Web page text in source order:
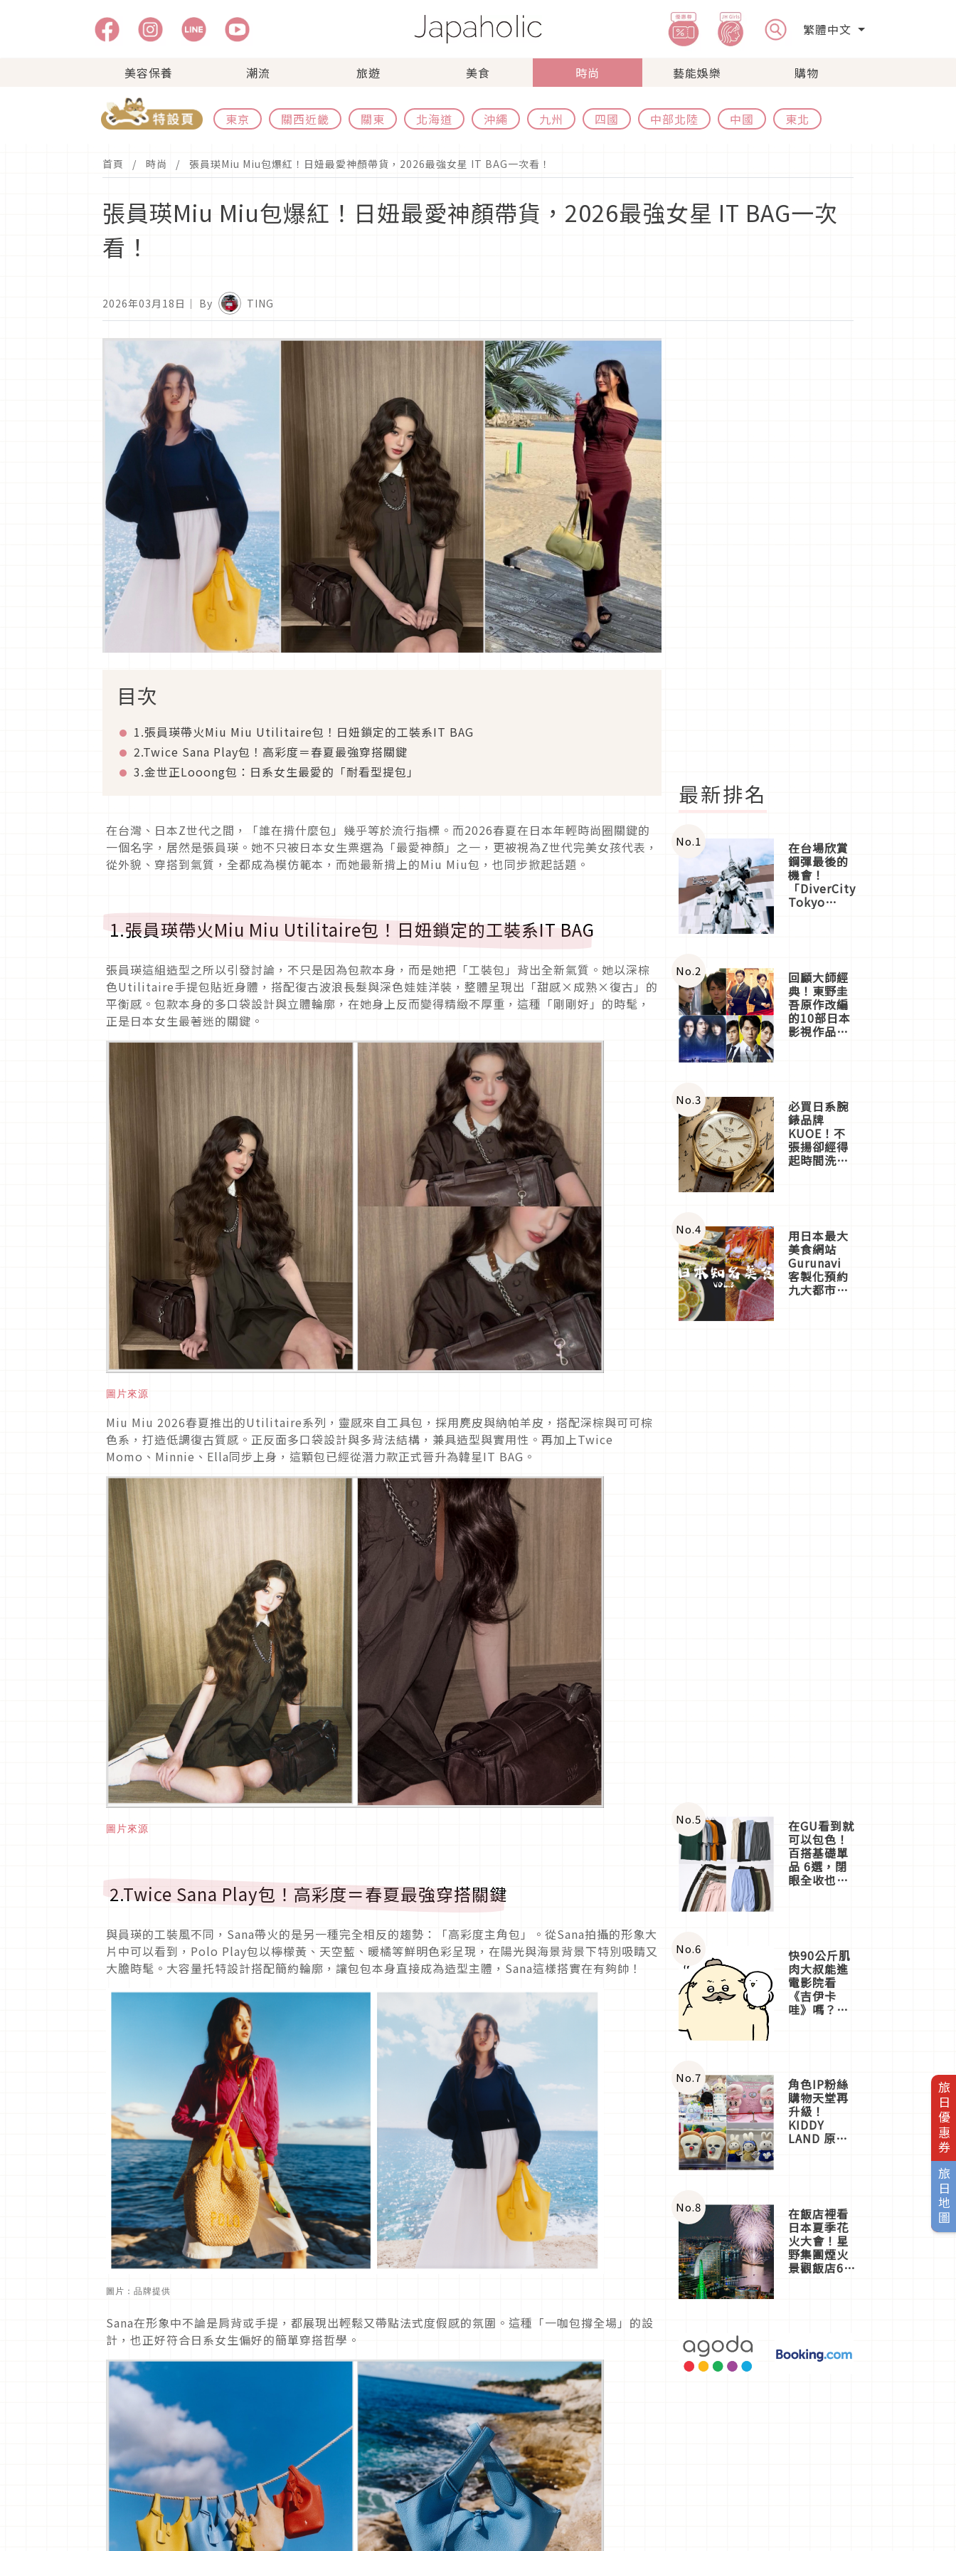
繁體中文
美容保養 潮流 旅遊 美食 時尚 藝能娛樂 購物
東京 關西近畿 關東 北海道 沖繩 九州 四國 中部北陸 中國 東北
旅日優惠券
旅日地圖
首頁 時尚 張員瑛Miu Miu包爆紅！日妞最愛神顏帶貨，2026最強女星 IT BAG一次看！
張員瑛Miu Miu包爆紅！日妞最愛神顏帶貨，2026最強女星 IT BAG一次
看！
2026年03月18日 ｜ By TING
目次
1.張員瑛帶火Miu Miu Utilitaire包！日妞鎖定的工裝系IT BAG
2.Twice Sana Play包！高彩度＝春夏最強穿搭關鍵
3.金世正Looong包：日系女生最愛的「耐看型提包」
在台灣、日本Z世代之間，「誰在揹什麼包」幾乎等於流行指標。 而2026春夏在日本年輕時尚圈關鍵的
一個名字，居然是張員瑛。她不只被日本女生票選為「最愛神顏」之一， 更被視為Z世代完美女孩代表，
從外貌、穿搭到氣質， 全都成為模仿範本，而她最新揹上的Miu Miu包，也同步掀起話題。
1.張員瑛帶火Miu Miu Utilitaire包！日妞鎖定的工裝系IT BAG
張員瑛這組造型之所以引發討論，不只是因為包款本身，而是她把「工裝包」背出全新氣質。她以深棕
色Utilitaire手提包貼近身體， 搭配復古波浪長髮與深色娃娃洋裝，整體呈現出「甜感×成熟×復古」 的
平衡感。包款本身的多口袋設計與立體輪廓， 在她身上反而變得精緻不厚重，這種「剛剛好」的時髦，
正是日本女生最著迷的關鍵。
圖片來源
Miu Miu 2026春夏推出的Utilitaire系列，靈感來自工具包， 採用麂皮與納帕羊皮，搭配深棕與可可棕
色系，打造低調復古質感。 正反面多口袋設計與多背法結構，兼具造型與實用性。再加上Twice
Momo、Minnie、Ella同步上身， 這顆包已經從潛力款正式晉升為韓星IT BAG。
圖片來源
2.Twice Sana Play包！高彩度＝春夏最強穿搭關鍵
與員瑛的工裝風不同，Sana帶火的是另一種完全相反的趨勢：「高彩度主角包」。從Sana拍攝的形象大
片中可以看到，Polo Play包以檸檬黃、天空藍、暖橘等鮮明色彩呈現， 在陽光與海景背景下特別吸睛又
大膽時髦。大容量托特設計搭配簡約輪廓， 讓包包本身直接成為造型主體，Sana這樣搭實在有夠帥！
圖片：品牌提供
Sana在形象中不論是肩背或手提， 都展現出輕鬆又帶點法式度假感的氛圍。這種「一咖包撐全場」 的設
計，也正好符合日系女生偏好的簡單穿搭哲學。
最新排名
No.1 在台場欣賞
鋼彈最後的
機會！
「DiverCity
Tokyo
體驗
No.2 回顧大師經
典！東野圭
吾原作改編
的10部日本
影視作品推
No.3 必買日系腕
錶品牌
KUOE！不
張揚卻經得
起時間洗鍊
No.4 用日本最大
美食網站
Gurunavi
客製化預約
九大都市餐
No.5 在GU看到就
可以包色！
百搭基礎單
品 6選，閉
眼全收也不
No.6 快90公斤肌
肉大叔能進
電影院看
《吉伊卡
哇》嗎？日
一同給出了
答案
No.7 角色IP粉絲
購物天堂再
升級！
KIDDY
LAND 原宿
店3分即達
No.8 在飯店裡看
日本夏季花
火大會！星
野集團煙火
景觀飯店6